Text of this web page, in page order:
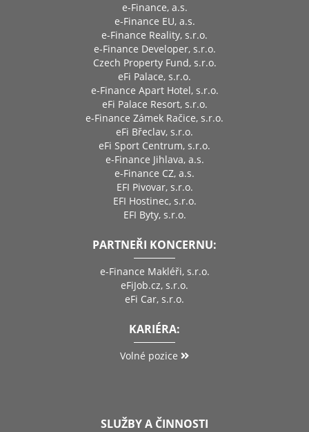
e-Finance, a.s.
e-Finance EU, a.s.
e-Finance Reality, s.r.o.
e-Finance Developer, s.r.o.
Czech Property Fund, s.r.o.
eFi Palace, s.r.o.
e-Finance Apart Hotel, s.r.o.
eFi Palace Resort, s.r.o.
e-Finance Zámek Račice, s.r.o.
eFi Břeclav, s.r.o.
eFi Sport Centrum, s.r.o.
e-Finance Jihlava, a.s.
e-Finance CZ, a.s.
EFI Pivovar, s.r.o.
EFI Hostinec, s.r.o.
EFI Byty, s.r.o.
PARTNEŘI KONCERNU:
e-Finance Makléři, s.r.o.
eFiJob.cz, s.r.o.
eFi Car, s.r.o.
KARIÉRA:
Volné pozice
SLUŽBY A ČINNOSTI